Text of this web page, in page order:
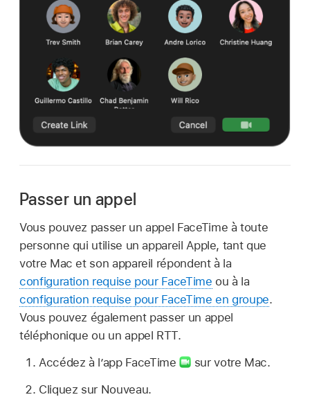
Passer un appel
Vous pouvez passer un appel FaceTime à toute
personne qui utilise un appareil Apple, tant que
votre Mac et son appareil répondent à la
configuration requise pour FaceTime ou à la
configuration requise pour FaceTime en groupe.
Vous pouvez également passer un appel
téléphonique ou un appel RTT.
Accédez à l’app FaceTime
sur votre Mac.
Cliquez sur Nouveau.